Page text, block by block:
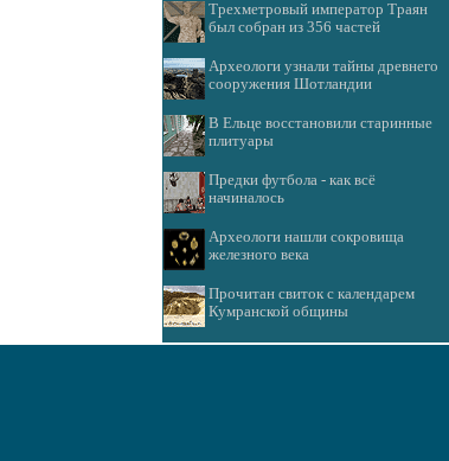
Трехметровый император Траян
был собран из 356 частей
Археологи узнали тайны древнего
сооружения Шотландии
В Ельце восстановили старинные
плитуары
Предки футбола - как всё
начиналось
Археологи нашли сокровища
железного века
Прочитан свиток с календарем
Кумранской общины